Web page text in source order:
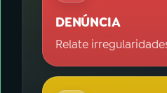
DENÚNCIA
Relate